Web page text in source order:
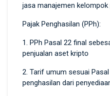
jasa manajemen
Pajak Penghasilan (PPh):
1. PPh Pasal 22 final
penjualan aset kripto
2. Tarif umum sesuai
penghasilan dari